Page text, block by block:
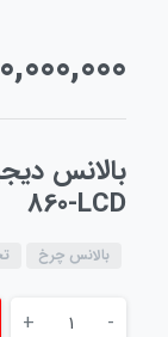
860-LCD
بالانس چرخ
-
+